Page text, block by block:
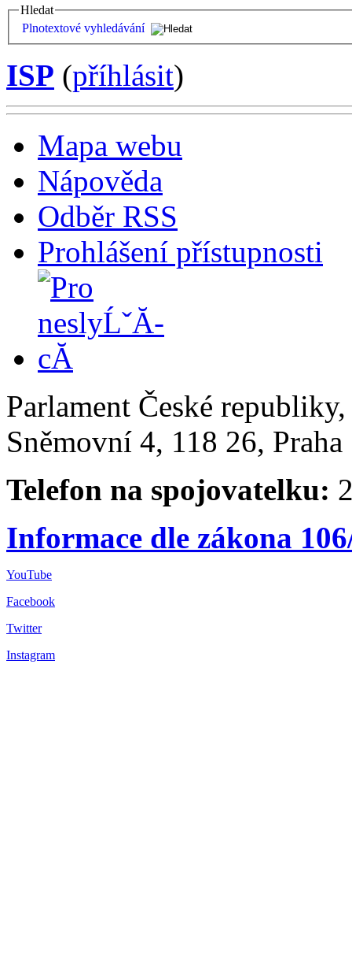
Hledat
Plnotextové vyhledávání
ISP (příhlásit)
Mapa webu
Nápověda
Odběr RSS
Prohlášení přístupnosti
Parlament České
Sněmovní 4, 118 26,
Telefon na spojovatelku:
Informace dle zákona
YouTube
Facebook
Twitter
Instagram